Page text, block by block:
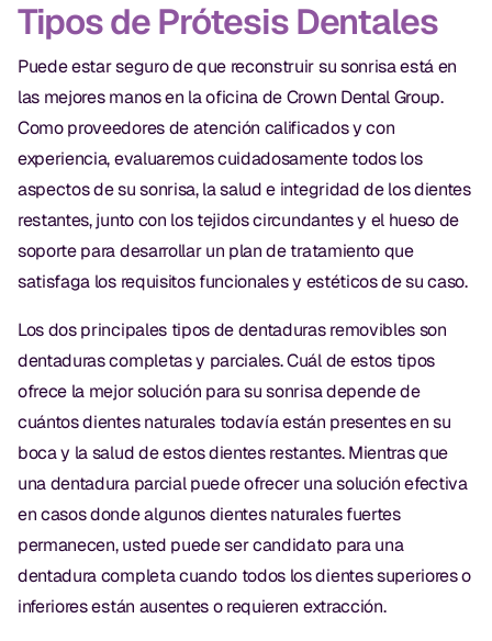
Tipos de Prótesis Dentales
Puede estar seguro de que reconstruir su sonrisa está en
las mejores manos en la oficina de Crown Dental Group.
Como proveedores de atención calificados y con
experiencia, evaluaremos cuidadosamente todos los
aspectos de su sonrisa, la salud e integridad de los dientes
restantes, junto con los tejidos circundantes y el hueso de
soporte para desarrollar un plan de tratamiento que
satisfaga los requisitos funcionales y estéticos de su caso.
Los dos principales tipos de dentaduras removibles son
dentaduras completas y parciales. Cuál de estos tipos
ofrece la mejor solución para su sonrisa depende de
cuántos dientes naturales todavía están presentes en su
boca y la salud de estos dientes restantes. Mientras que
una dentadura parcial puede ofrecer una solución efectiva
en casos donde algunos dientes naturales fuertes
permanecen, usted puede ser candidato para una
dentadura completa cuando todos los dientes superiores o
inferiores están ausentes o requieren extracción.